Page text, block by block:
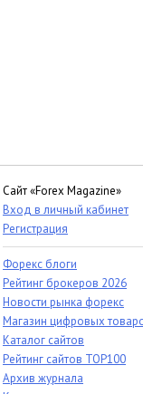
Сайт «Forex Magazine»
Вход в личный кабинет
Регистрация
Форекс блоги
Рейтинг брокеров 2026
Новости рынка форекс
Магазин цифровых
Каталог сайтов
Рейтинг сайтов TOP100
Архив журнала